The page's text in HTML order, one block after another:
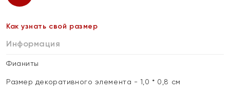
Как узнать свой размер
Информация
Фианиты
Размер декоративного элемента - 1,0 * 0,8 см